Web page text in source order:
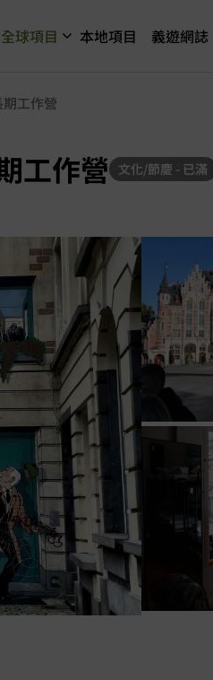
全球項目 本地項目 義遊網誌
工作營
工作營 文化/節慶 - 已滿